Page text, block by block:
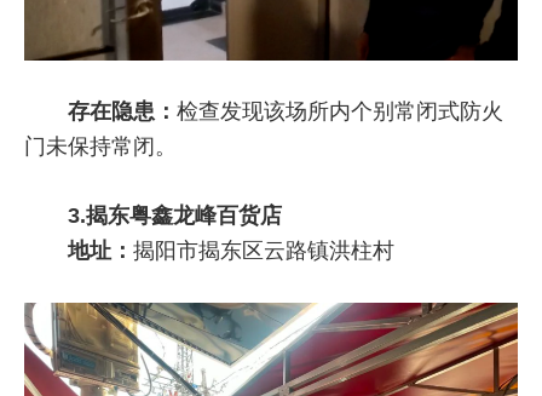
存在隐患： 检查发现该场所内个别常闭式防火
门未保持常闭。
3.揭东粤鑫龙峰百货店
地址： 揭阳市揭东区云路镇洪柱村